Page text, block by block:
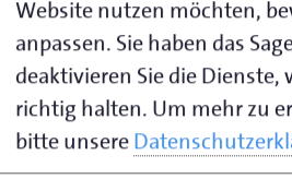
Aussicht auf einen der
Unternehmen, die sich mit
Markt positioniert haben, die
geschaffen oder mit
einen drohenden
haben. Auch die Unternehmen,
Website nutzen möchten,
anpassen. Sie haben das
deaktivieren Sie die Dienste,
richtig halten. Um mehr zu
bitte unsere